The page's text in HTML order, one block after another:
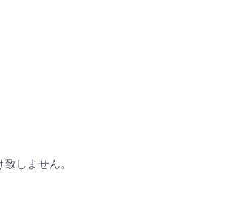
しません。